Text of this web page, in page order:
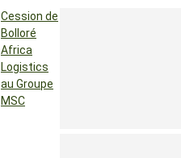
Cession de
Bolloré
Africa
Logistics
au Groupe
MSC